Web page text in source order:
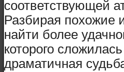
соответствующей
Разбирая похожие
найти более
которого
драматичная